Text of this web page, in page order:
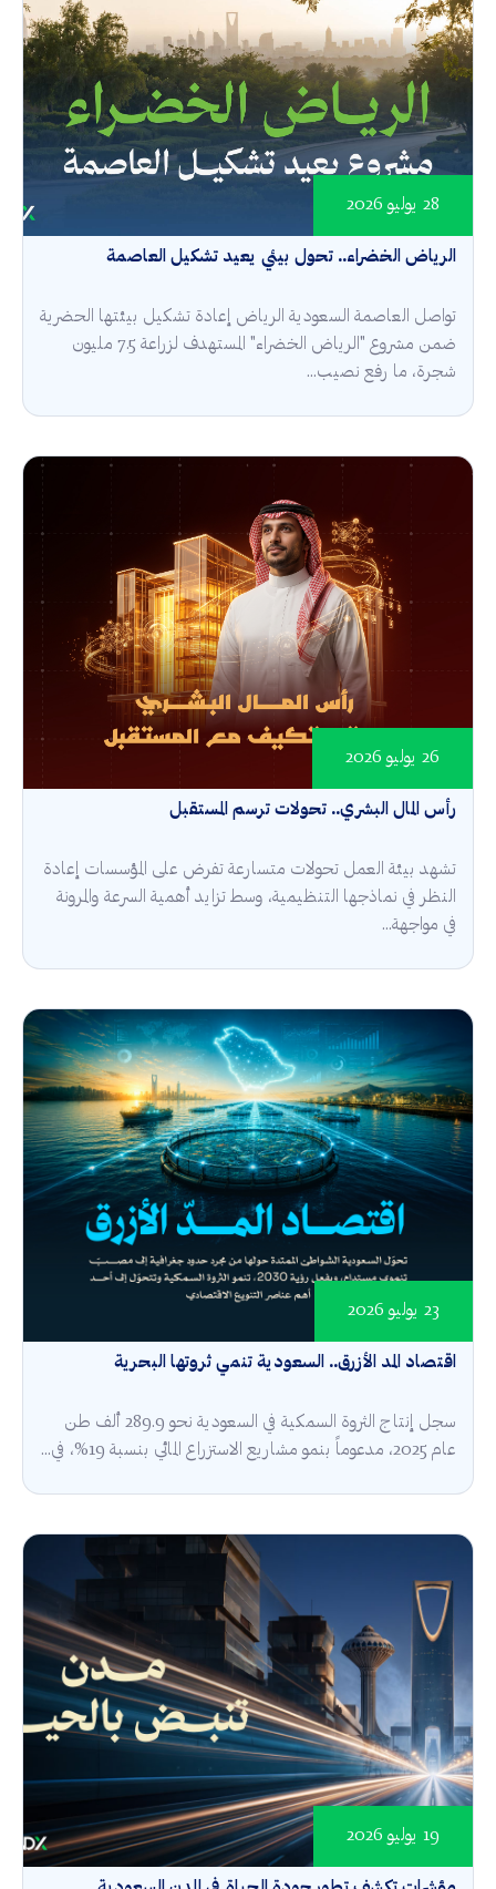
الرياض الخضراء.. تحول بيئي يعيد تشكيل العاصمة
28 يوليو 2026
تواصل العاصمة السعودية الرياض إعادة تشكيل بيئتها الحضرية
ضمن مشروع "الرياض الخضراء" المستهدف لزراعة 7.5 مليون
شجرة، ما رفع نصيب...
رأس المال البشري.. تحولات ترسم المستقبل
26 يوليو 2026
تشهد بيئة العمل تحولات متسارعة تفرض على المؤسسات إعادة
النظر في نماذجها التنظيمية، وسط تزايد أهمية السرعة والمرونة
في مواجهة...
اقتصاد المد الأزرق.. السعودية تنمي ثروتها البحرية
23 يوليو 2026
سجل إنتاج الثروة السمكية في السعودية نحو 289.9 ألف طن
عام 2025، مدعوماً بنمو مشاريع الاستزراع المائي بنسبة 19%، في...
19 يوليو 2026